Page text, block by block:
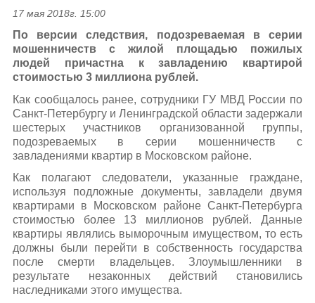
17 мая 2018г. 15:00
По версии следствия, подозреваемая в серии
мошенничеств с жилой площадью пожилых
людей причастна к завладению квартирой
стоимостью 3 миллиона рублей.
Как сообщалось ранее, сотрудники ГУ МВД России по
Санкт-Петербургу и Ленинградской области задержали
шестерых участников организованной группы,
подозреваемых в серии мошенничеств с
завладениями квартир в Московском районе.
Как полагают следователи, указанные граждане,
используя подложные документы, завладели двумя
квартирами в Московском районе Санкт-Петербурга
стоимостью более 13 миллионов рублей. Данные
квартиры являлись выморочным имуществом, то есть
должны были перейти в собственность государства
после смерти владельцев. Злоумышленники в
результате незаконных действий становились
наследниками этого имущества.